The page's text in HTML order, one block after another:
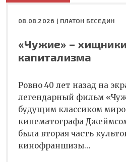
08.08.2026 | ПЛАТОН БЕСЕДИН
«Чужие» – хищники
капитализма
Ровно 40 лет назад на
легендарный фильм
будущим классиком
кинематографа
была вторая часть
кинофраншизы…